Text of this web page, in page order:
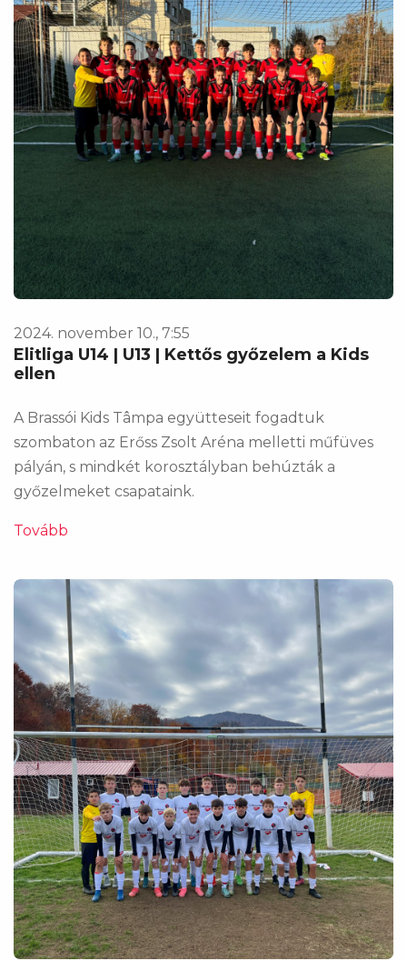
2024. november 10., 7:55
Elitliga U14 | U13 | Kettős győzelem a Kids
ellen
A Brassói Kids Tâmpa együtteseit fogadtuk
szombaton az Erőss Zsolt Aréna melletti műfüves
pályán, s mindkét korosztályban behúzták a
győzelmeket csapataink.
Tovább